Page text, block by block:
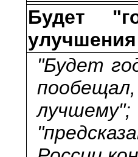
Будет
улучшения
"Будет